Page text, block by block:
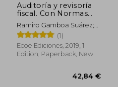
Auditoría y revisoría
fiscal. Con Normas
Internacionales de
Auditoría – 1ra edición
(in Spanish)
Ramiro Gamboa Suárez;
Luis Alfredo Jiménez; John
Mauricio Vargas
(1)
Ecoe Ediciones, 2019, 1
Edition, Paperback, New